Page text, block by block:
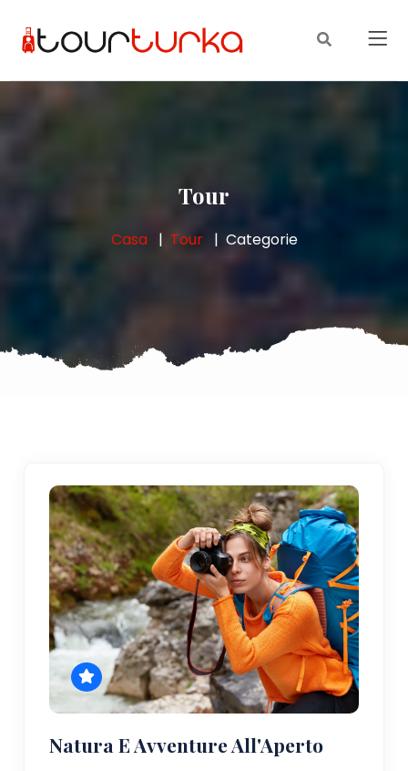
Tour
Casa Tour Categorie
Natura E Avventure All'Aperto